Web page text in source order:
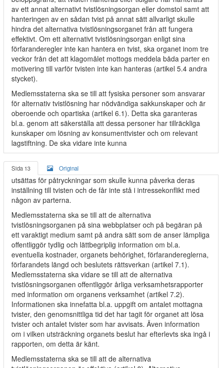
av ett annat alternativt tvistlösningsorgan eller domstol samt att
hanteringen av en sådan tvist på annat sätt allvarligt skulle
hindra det alternativa tvistlösningsorganet från att fungera
effektivt. Om ett alternativt tvistlösningsorgan enligt sina
förfaranderegler inte kan hantera en tvist, ska organet inom tre
veckor från det att klagomålet mottogs meddela båda parter en
motivering till varför tvisten inte kan hanteras (artikel 5.4 andra
stycket).
Medlemsstaterna ska se till att fysiska personer som ansvarar
för alternativ tvistlösning har nödvändiga sakkunskaper och är
oberoende och opartiska (artikel 6.1). Detta ska garanteras
bl.a. genom att säkerställa att dessa personer har tillräckliga
kunskaper om lösning av konsumenttvister och om relevant
lagstiftning. De ska vidare inte kunna
Sida 13 Original
utsättas för påtryckningar som skulle kunna påverka deras
inställning till tvisten och de får inte stå i intressekonflikt med
någon av parterna.
Medlemsstaterna ska se till att de alternativa
tvistlösningsorganen på sina webbplatser och på begäran på
ett varaktigt medium samt på andra sätt som de anser lämpliga
offentliggör tydlig och lättbegriplig information om bl.a.
eventuella kostnader, organets behörighet, förfarandereglerna,
förfarandets längd och beslutets rättsverkan (artikel 7.1).
Medlemsstaterna ska vidare se till att de alternativa
tvistlösningsorganen offentliggör årliga verksamhetsrapporter
med information om organens verksamhet (artikel 7.2).
Informationen ska innefatta bl.a. uppgift om antalet mottagna
tvister, den genomsnittliga tid det har tagit för organet att lösa
tvister och antalet tvister som har avvisats. Även information
om i vilken utsträckning organets beslut har efterlevts ska ingå i
rapporten, om detta är känt.
Medlemsstaterna ska se till att de alternativa